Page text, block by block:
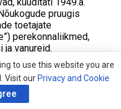
pruugis
toetajate
perekonnaliikmed,
ja vanureid.
tagajärjed? Paljud
lagunesid, osa
koolimajad lasteta.
võimatust
to use this website you are
Visit our Privacy and Cookie